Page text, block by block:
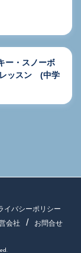
レッスン (中学
イバシーポリシー
会社 お問合せ